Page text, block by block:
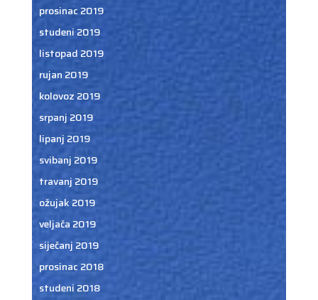
prosinac 2019
studeni 2019
listopad 2019
rujan 2019
kolovoz 2019
srpanj 2019
lipanj 2019
svibanj 2019
travanj 2019
ožujak 2019
veljača 2019
siječanj 2019
prosinac 2018
studeni 2018